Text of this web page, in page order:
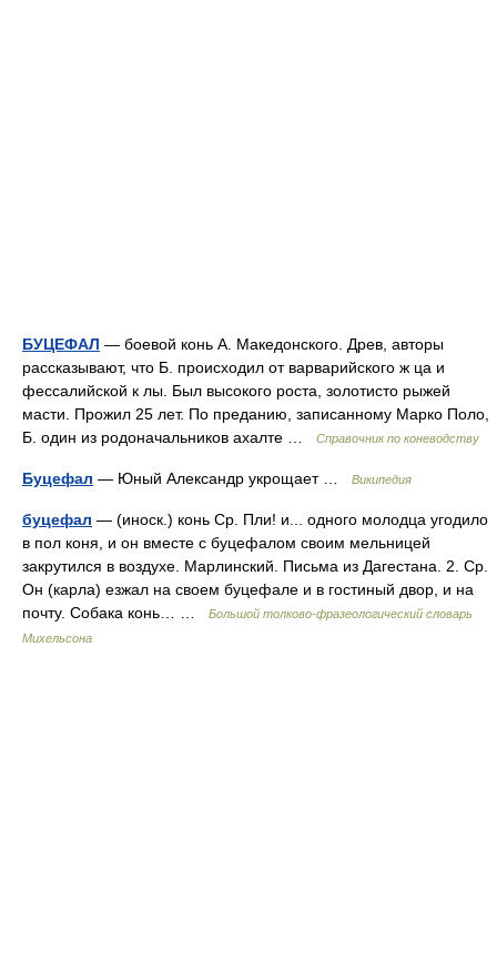
БУЦЕФАЛ — боевой конь А. Македонского. Древ, авторы
рассказывают, что Б. происходил от варварийского ж ца и
фессалийской к лы. Был высокого роста, золотисто рыжей
масти. Прожил 25 лет. По преданию, записанному Марко Поло,
Б. один из родоначальников ахалте …
Справочник по коневодству
Буцефал — Юный Александр укрощает … Википедия
буцефал — (иноск.) конь Ср. Пли! и... одного молодца угодило
в пол коня, и он вместе с буцефалом своим мельницей
закрутился в воздухе. Марлинский. Письма из Дагестана. 2. Ср.
Он (карла) езжал на своем буцефале и в гостиный двор, и на
почту. Собака конь… …
Большой толково-фразеологический словарь
Михельсона